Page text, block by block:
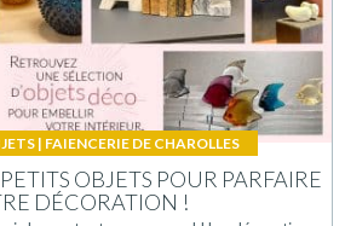
| FAIENCERIE DE CHAROLLES
OBJETS POUR PARFAIRE
DÉCORATION !